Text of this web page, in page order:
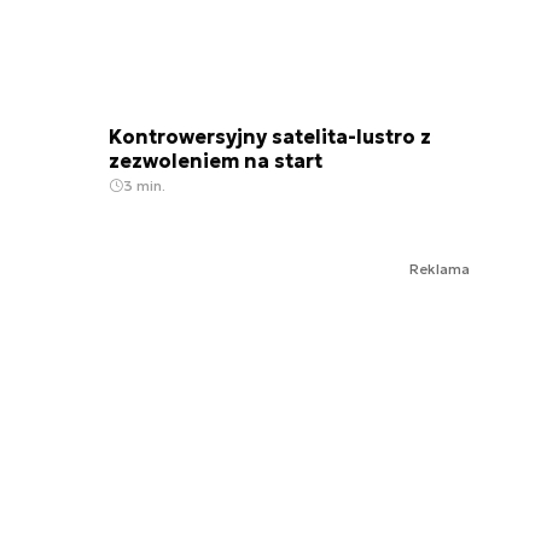
Kontrowersyjny satelita-lustro z
zezwoleniem na start
3 min.
Reklama